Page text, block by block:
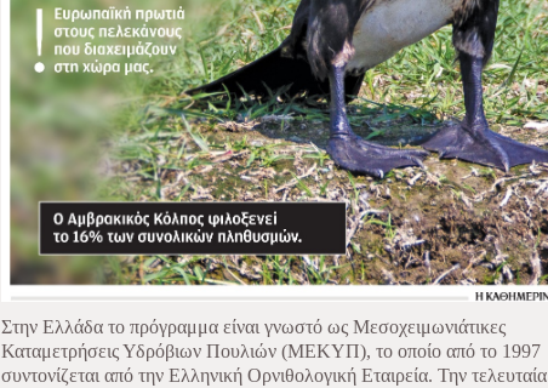
Στην Ελλάδα το πρόγραμμα είναι γνωστό ως Μεσοχειμωνιάτικες
Καταμετρήσεις Υδρόβιων Πουλιών (ΜΕΚΥΠ), το οποίο από το 1997
συντονίζεται από την Ελληνική Ορνιθολογική Εταιρεία. Την τελευταία